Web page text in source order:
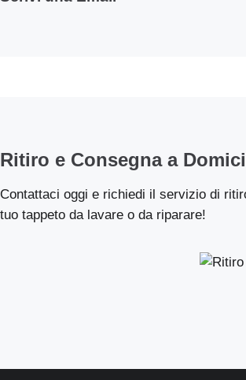
Ritiro e Consegna a
Contattaci oggi e richiedi il servizio di
tuo tappeto da lavare o da riparare!